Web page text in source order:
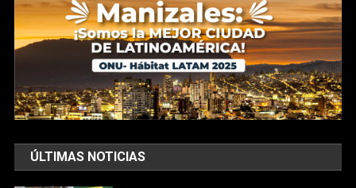
ÚLTIMAS NOTICIAS